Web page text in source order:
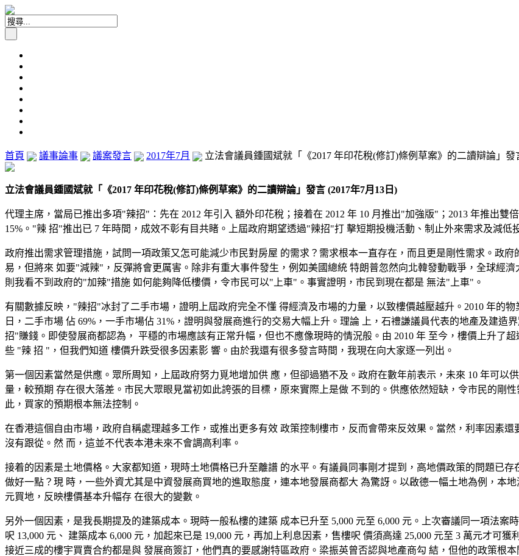
首頁 議事論事 議案發言 2017年7月 立法會議員鍾國斌就「《2017 年印花稅(修訂)條例草案》的二讀辯論」發
立法會議員鍾國斌就「《2017 年印花稅(修訂)條例草案》的二讀辯論」發言 (2017年7月13日)
代理主席，當局已推出多項"辣招"：先在 2012 年引入 額外印花稅；接着在 2012 年 10 月推出"加強版"；2013 年推出雙
15%。"辣 招"推出已 7 年時間，成效不彰有目共睹。上屆政府期望透過"辣招"打 擊短期投機活動、制止外來需求及減低
政府推出需求管理措施，試問一項政策又怎可能減少市民對房屋 的需求？需求根本一直存在，而且更是剛性需求。政
易，但將來 如要"減辣"，反彈將會更厲害。除非有重大事件發生，例如美國總統 特朗普忽然向北韓發動戰爭，全球經
則我看不到政府的"加辣"措施 如何能夠降低樓價，令市民可以"上車"。事實證明，市民到現在都是 無法"上車"。
有關數據反映，"辣招"冰封了二手市場，證明上屆政府完全不懂 得經濟及市場的力量，以致樓價越壓越升。2010 年的
日，二手市場 佔 69%，一手市場佔 31%，證明與發展商進行的交易大幅上升。理論 上，石禮謙議員代表的地產及建
招"賺錢。即使發展商都認為， 平穩的市場應該有正常升幅，但也不應像現時的情況般。由 2010 年 至今，樓價上升了
些 "辣 招 "，但我們知道 樓價升跌受很多因素影 響。由於我還有很多發言時間，我現在向大家逐一列出。
第一個因素當然是供應。眾所周知，上屆政府努力覓地增加供 應，但卻過猶不及。政府在數年前表示，未來 10 年可以
量，較預期 存在很大落差。市民大眾眼見當初如此誇張的目標，原來實際上是做 不到的。供應依然短缺，令市民的剛
此，買家的預期根本無法控制。
在香港這個自由市場，政府自稱處理越多工作，或推出更多有效 政策控制樓市，反而會帶來反效果。當然，利率因素
沒有跟從。然 而，這並不代表本港未來不會調高利率。
接着的因素是土地價格。大家都知道，現時土地價格已升至離譜 的水平。有議員同事剛才提到，高地價政策的問題已
做好一點？現 時，一些外資尤其是中資發展商買地的進取態度，連本地發展商都大 為驚訝。以啟德一幅土地為例，本
元買地，反映樓價基本升幅存 在很大的變數。
另外一個因素，是我長期提及的建築成本。現時一般私樓的建築 成本已升至 5,000 元至 6,000 元。上次審議同一項法案
呎 13,000 元、 建築成本 6,000 元，加起來已是 19,000 元，再加上利息因素，售樓呎 價須高達 25,000 元至 3 萬元才可
接近三成的樓宇買賣合約都是與 發展商簽訂，他們真的要感謝特區政府。梁振英曾否認與地產商勾 結，但他的政策根